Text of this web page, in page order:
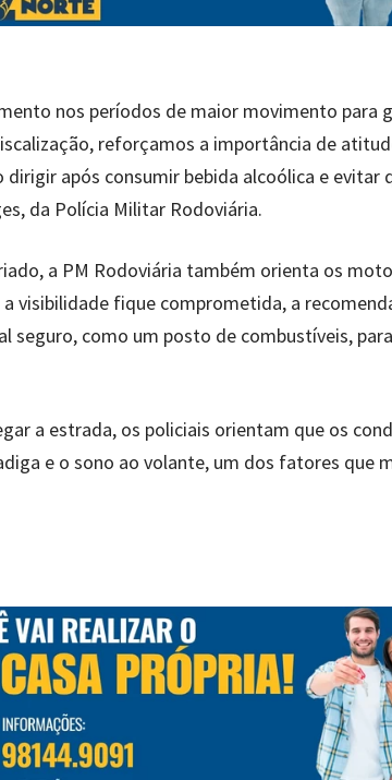
nos períodos de maior movimento para
reforçamos a importância de
após consumir bebida alcoólica e evitar
da Polícia Militar Rodoviária.
a PM Rodoviária também orienta os
visibilidade fique comprometida, a
seguro, como um posto de combustíveis,
a estrada, os policiais orientam que os
e o sono ao volante, um dos fatores que